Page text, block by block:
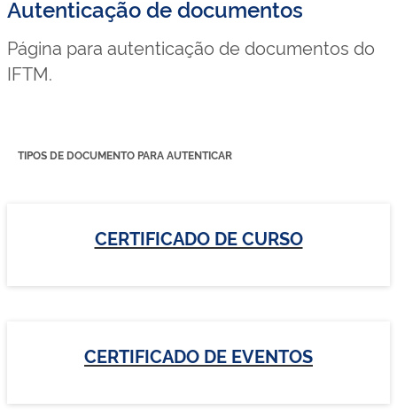
Autenticação de documentos
Página para autenticação de documentos do
IFTM.
TIPOS DE DOCUMENTO PARA AUTENTICAR
CERTIFICADO DE CURSO
CERTIFICADO DE EVENTOS